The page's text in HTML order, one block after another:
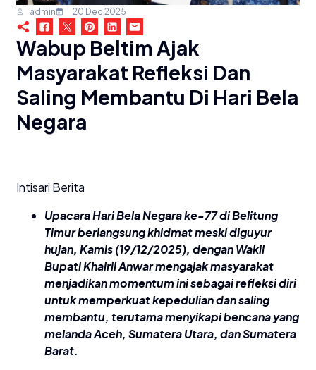
admin 20 Dec 2025
Wabup Beltim Ajak
Masyarakat Refleksi Dan
Saling Membantu Di Hari Bela
Negara
Intisari Berita
Upacara Hari Bela Negara ke-77 di Belitung
Timur berlangsung khidmat meski diguyur
hujan, Kamis (19/12/2025), dengan Wakil
Bupati Khairil Anwar mengajak masyarakat
menjadikan momentum ini sebagai refleksi diri
untuk memperkuat kepedulian dan saling
membantu, terutama menyikapi bencana yang
melanda Aceh, Sumatera Utara, dan Sumatera
Barat.